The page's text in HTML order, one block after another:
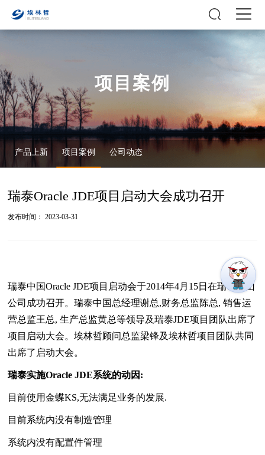
项目案例
产品上新 项目案例 公司动态
瑞泰Oracle JDE项目启动大会成功召开
发布时间： 2023-03-31
瑞泰中国Oracle JDE项目启动会于2014年4月15日在瑞泰昆山
公司成功召开。瑞泰中国总经理谢总,财务总监陈总, 销售运
营总监王总, 生产总监黄总等领导及瑞泰JDE项目团队出席了
项目启动大会。埃林哲顾问总监梁锋及埃林哲项目团队共同
出席了启动大会。
瑞泰实施Oracle JDE系统的动因:
目前使用金蝶KS,无法满足业务的发展.
目前系统内没有制造管理
系统内没有配置件管理